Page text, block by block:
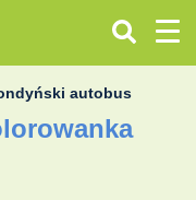
autobus